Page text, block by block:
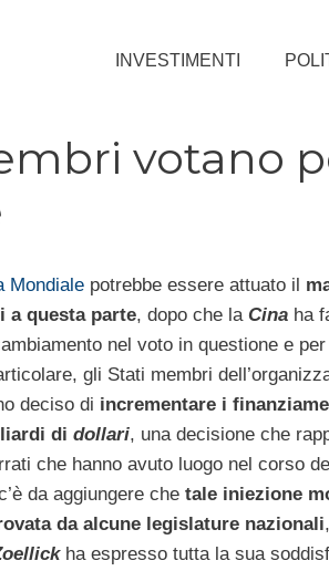
INVESTIMENTI
votano
Mondialepotrebbe essere attuato il
a questa parte, dopo che la Cinaha
nel voto in questione e
gli Stati membri
deciso di incrementare i
di dollari, una decisione che
che hanno avuto luogo nel corso
da aggiungere che tale iniezione
da alcune legislature nazionali
ha espresso tutta la sua